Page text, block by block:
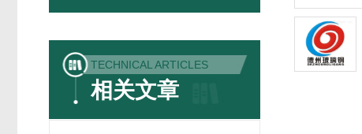
TECHNICAL ARTICLES
相关文章